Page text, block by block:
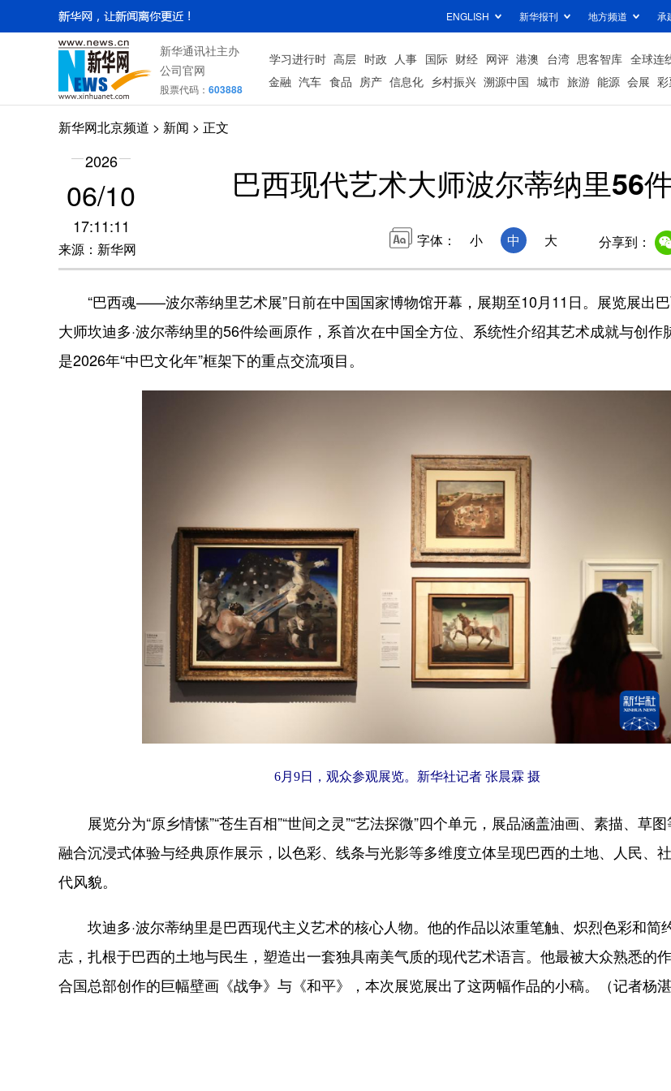
ENGLISH 新华报刊 地方频道 承
新华通讯社主办
公司官网
股票代码： 603888
学习进行时 高层 时政 人事 国际 财经 网评 港澳 台湾 思客智库 全球连
金融 汽车 食品 房产 信息化 乡村振兴 溯源中国 城市 旅游 能源 会展
新华网北京频道 > 新闻 > 正文
2026
06/10
17:11:11
来源：新华网
巴西现代艺术大师波尔蒂纳里56
字体： 小 中 大 分享到：
“巴西魂——波尔蒂纳里艺术展”日前在中国国家博物馆开幕，展期至10月11日。展览展出
大师坎迪多·波尔蒂纳里的56件绘画原作，系首次在中国全方位、系统性介绍其艺术成就与创作
是2026年“中巴文化年”框架下的重点交流项目。
6月9日，观众参观展览。新华社记者 张晨霖 摄
展览分为“原乡情愫”“苍生百相”“世间之灵”“艺法探微”四个单元，展品涵盖油画、素描、草图
融合沉浸式体验与经典原作展示，以色彩、线条与光影等多维度立体呈现巴西的土地、人民、
代风貌。
坎迪多·波尔蒂纳里是巴西现代主义艺术的核心人物。他的作品以浓重笔触、炽烈色彩和简
志，扎根于巴西的土地与民生，塑造出一套独具南美气质的现代艺术语言。他最被大众熟悉的
合国总部创作的巨幅壁画《战争》与《和平》，本次展览展出了这两幅作品的小稿。（记者杨湛